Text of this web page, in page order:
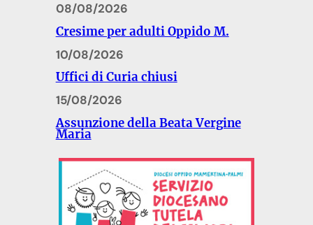
08/08/2026
Cresime per adulti Oppido M.
10/08/2026
Uffici di Curia chiusi
15/08/2026
Assunzione della Beata Vergine
Maria